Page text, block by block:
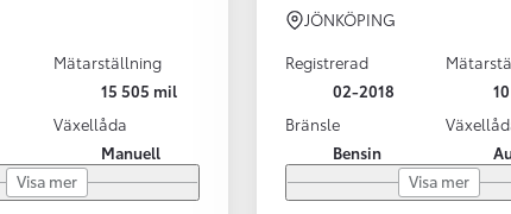
Mätarställning
15 505 mil
Växellåda
Manuell
Visa mer
JÖNKÖPING
Registrerad
02-2018
Bränsle
Bensin
Visa mer